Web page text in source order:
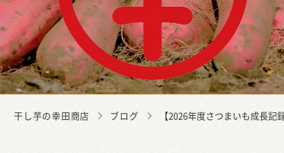
干し芋の幸田商店 ブログ 【2026年度さつまいも成長